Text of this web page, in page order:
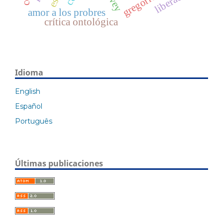
amor a los probres
crítica ontológica
Idioma
English
Español
Português
Últimas publicaciones